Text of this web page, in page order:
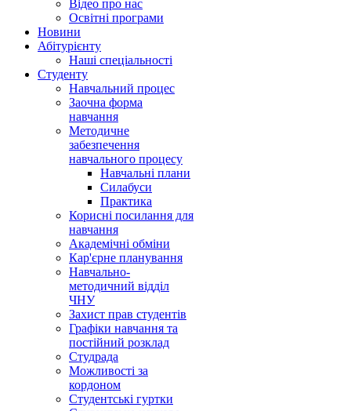
Відео про нас
Освітні програми
Hовини
Абітурієнту
Наші спеціальності
Студенту
Навчальний процес
Заочна форма
навчання
Методичне
забезпечення
навчального процесу
Навчальні плани
Силабуси
Практика
Корисні посилання для
навчання
Академічні обміни
Кар'єрне планування
Навчально-
методичний відділ
ЧНУ
Захист прав студентів
Графіки навчання та
постійний розклад
Студрада
Можливості за
кордоном
Студентські гуртки